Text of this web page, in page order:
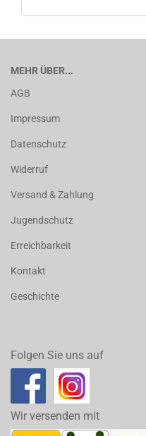
MEHR ÜBER...
AGB
Impressum
Datenschutz
Widerruf
Versand & Zahlung
Jugendschutz
Erreichbarkeit
Kontakt
Geschichte
Folgen Sie uns auf
Wir versenden mit